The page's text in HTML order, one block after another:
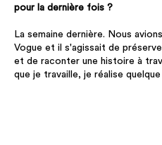
pour la dernière fois ?
La semaine dernière. Nous
Vogue et il s'agissait de
et de raconter une histoire à
que je travaille, je réalise